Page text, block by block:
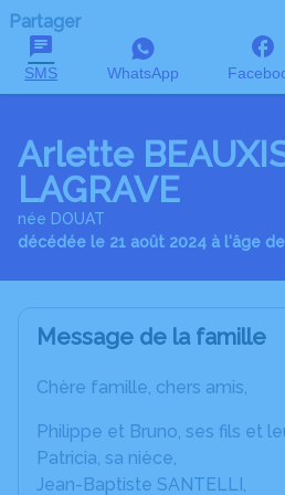
Partager
SMS WhatsApp
Arlette
LAGRAVE
née DOUAT
décédée le 21 août 2024 à l'âge
Message de la famille
Chère famille, chers amis,
Philippe et Bruno, ses fils et
Patricia, sa nièce,
Jean-Baptiste SANTELLI,